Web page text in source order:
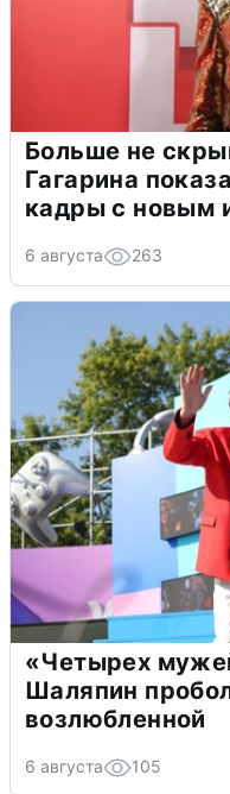
Больше не
Гагарина
кадры с новым
6 августа 263
«Четырех
Шаляпин
возлюбленной
6 августа 105